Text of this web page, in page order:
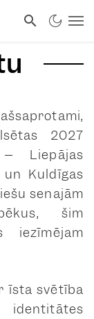
2027
Liepājas
Kuldīgas
senajām
šim
iezīmējam
īsta svētība
identitātes